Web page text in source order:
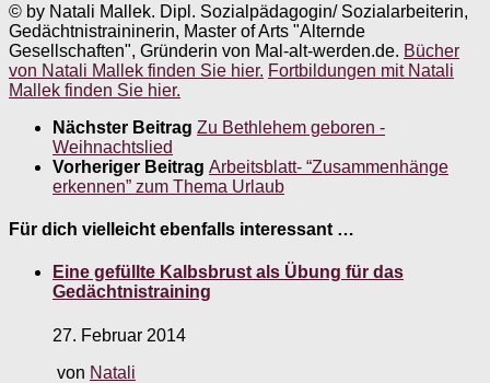
© by Natali Mallek. Dipl. Sozialpädagogin/ Sozialarbeiterin,
Gedächtnistraininerin, Master of Arts "Alternde
Gesellschaften", Gründerin von Mal-alt-werden.de. Bücher
von Natali Mallek finden Sie hier. Fortbildungen mit Natali
Mallek finden Sie hier.
Nächster Beitrag Zu Bethlehem geboren -
Weihnachtslied
Vorheriger Beitrag Arbeitsblatt- “Zusammenhänge
erkennen” zum Thema Urlaub
Für dich vielleicht ebenfalls interessant …
Eine gefüllte Kalbsbrust als Übung für das
Gedächtnistraining
27. Februar 2014
von Natali